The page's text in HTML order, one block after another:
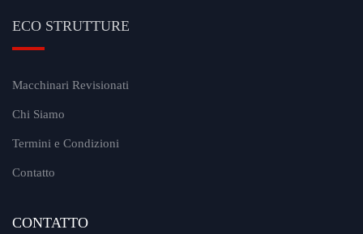
ECO STRUTTURE
Macchinari Revisionati
Chi Siamo
Termini e Condizioni
Contatto
CONTATTO